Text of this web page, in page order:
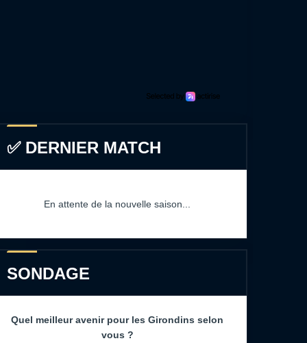
✅ DERNIER MATCH
En attente de la nouvelle saison...
SONDAGE
Quel meilleur avenir pour les Girondins selon
vous ?